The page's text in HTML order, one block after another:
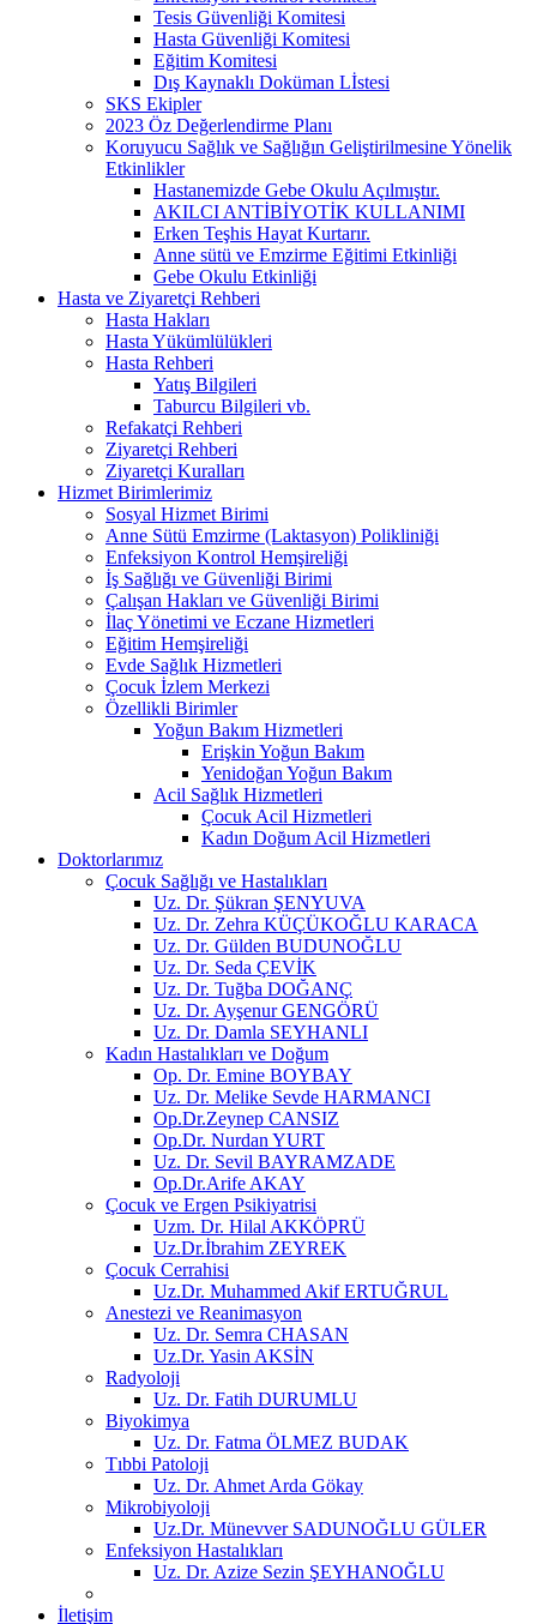
Tesis Güvenliği Komitesi
Hasta Güvenliği Komitesi
Eğitim Komitesi
Dış Kaynaklı Doküman Lİstesi
SKS Ekipler
2023 Öz Değerlendirme Planı
Koruyucu Sağlık ve Sağlığın Geliştirilmesine Yönelik
Etkinlikler
Hastanemizde Gebe Okulu Açılmıştır.
AKILCI ANTİBİYOTİK KULLANIMI
Erken Teşhis Hayat Kurtarır.
Anne sütü ve Emzirme Eğitimi Etkinliği
Gebe Okulu Etkinliği
Hasta ve Ziyaretçi Rehberi
Hasta Hakları
Hasta Yükümlülükleri
Hasta Rehberi
Yatış Bilgileri
Taburcu Bilgileri vb.
Refakatçi Rehberi
Ziyaretçi Rehberi
Ziyaretçi Kuralları
Hizmet Birimlerimiz
Sosyal Hizmet Birimi
Anne Sütü Emzirme (Laktasyon) Polikliniği
Enfeksiyon Kontrol Hemşireliği
İş Sağlığı ve Güvenliği Birimi
Çalışan Hakları ve Güvenliği Birimi
İlaç Yönetimi ve Eczane Hizmetleri
Eğitim Hemşireliği
Evde Sağlık Hizmetleri
Çocuk İzlem Merkezi
Özellikli Birimler
Yoğun Bakım Hizmetleri
Erişkin Yoğun Bakım
Yenidoğan Yoğun Bakım
Acil Sağlık Hizmetleri
Çocuk Acil Hizmetleri
Kadın Doğum Acil Hizmetleri
Doktorlarımız
Çocuk Sağlığı ve Hastalıkları
Uz. Dr. Şükran ŞENYUVA
Uz. Dr. Zehra KÜÇÜKOĞLU KARACA
Uz. Dr. Gülden BUDUNOĞLU
Uz. Dr. Seda ÇEVİK
Uz. Dr. Tuğba DOĞANÇ
Uz. Dr. Ayşenur GENGÖRÜ
Uz. Dr. Damla SEYHANLI
Kadın Hastalıkları ve Doğum
Op. Dr. Emine BOYBAY
Uz. Dr. Melike Sevde HARMANCI
Op.Dr.Zeynep CANSIZ
Op.Dr. Nurdan YURT
Uz. Dr. Sevil BAYRAMZADE
Op.Dr.Arife AKAY
Çocuk ve Ergen Psikiyatrisi
Uzm. Dr. Hilal AKKÖPRÜ
Uz.Dr.İbrahim ZEYREK
Çocuk Cerrahisi
Uz.Dr. Muhammed Akif ERTUĞRUL
Anestezi ve Reanimasyon
Uz. Dr. Semra CHASAN
Uz.Dr. Yasin AKSİN
Radyoloji
Uz. Dr. Fatih DURUMLU
Biyokimya
Uz. Dr. Fatma ÖLMEZ BUDAK
Tıbbi Patoloji
Uz. Dr. Ahmet Arda Gökay
Mikrobiyoloji
Uz.Dr. Münevver SADUNOĞLU GÜLER
Enfeksiyon Hastalıkları
Uz. Dr. Azize Sezin ŞEYHANOĞLU
İletişim